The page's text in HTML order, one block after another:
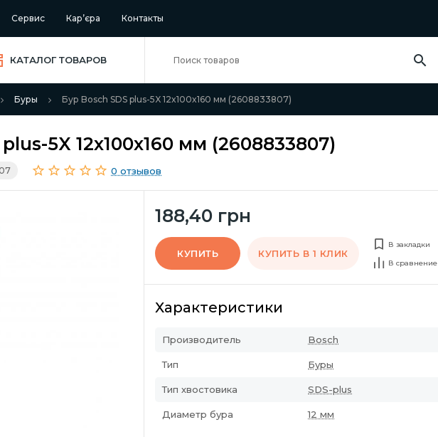
Сервис Кар’єра Контакты
КАТАЛОГ ТОВАРОВ
Буры Бур Bosch SDS plus-5X 12x100x160 мм (2608833807)
5X 12x100x160 мм (2608833807)
0 отзывов
188,40 грн
КУПИТЬ КУПИТЬ В 1 КЛИК
В закладки
В сравнение
Характеристики
Производитель Bosch
Тип Буры
Тип хвостовика SDS-plus
Диаметр бура 12 мм